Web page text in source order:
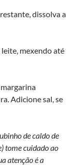
dissolva a
mexendo até
Adicione sal, se
de caldo de
tome cuidado ao
atenção é a